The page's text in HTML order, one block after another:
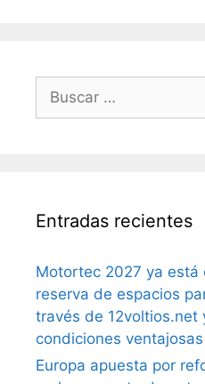
Entradas recientes
Motortec 2027 ya está
reserva de espacios
través de 12voltios.net
condiciones ventajosas
Europa apuesta por